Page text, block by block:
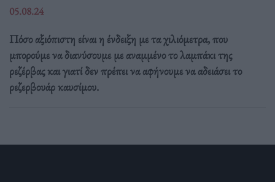
05.08.24
Πόσο αξιόπιστη είναι η ένδειξη με τα χιλιόμετρα, που
μπορούμε να διανύσουμε με αναμμένο το λαμπάκι της
ρεζέρβας και γιατί δεν πρέπει να αφήνουμε να αδειάσει το
ρεζερβουάρ καυσίμου.